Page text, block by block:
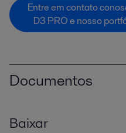
Entre em contato
D3 PRO e nosso
Documentos
Baixar